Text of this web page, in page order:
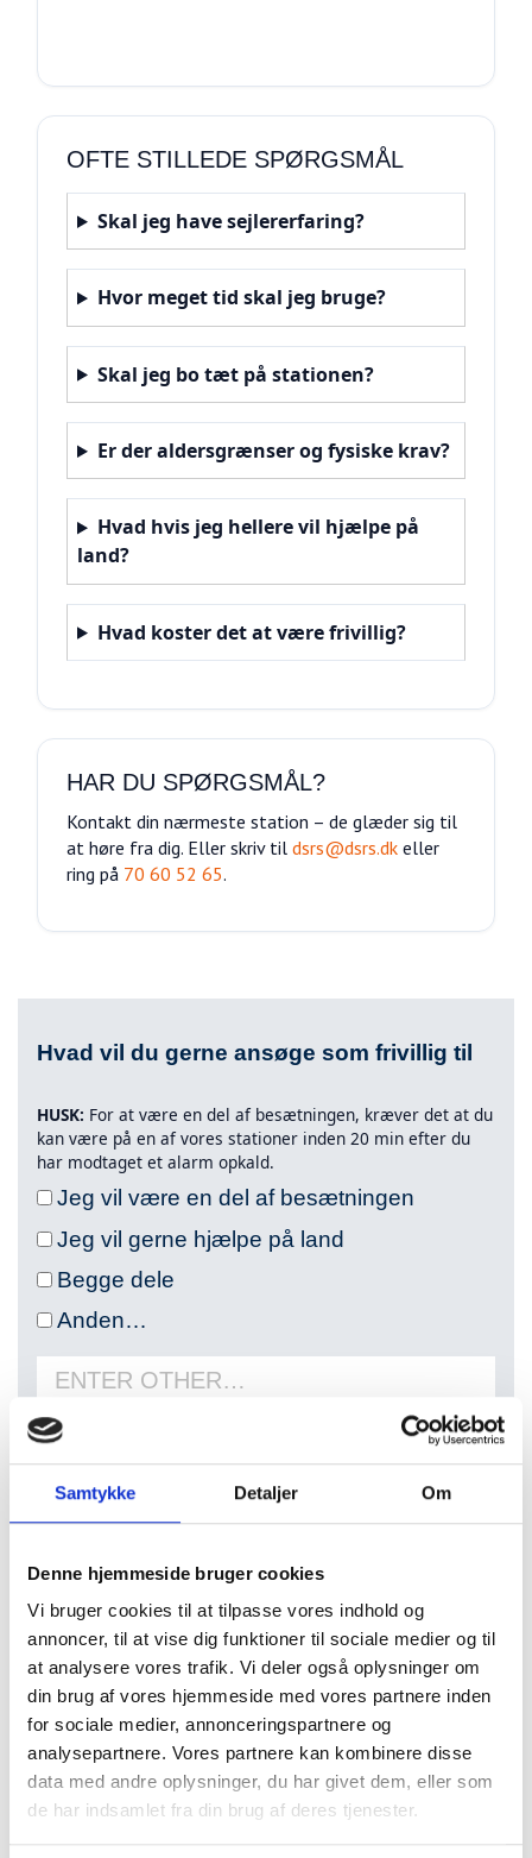
Samtykke Detaljer Om
Denne hjemmeside bruger cookies
Vi bruger cookies til at tilpasse vores indhold og
annoncer, til at vise dig funktioner til sociale medier og til
at analysere vores trafik. Vi deler også oplysninger om
din brug af vores hjemmeside med vores partnere inden
for sociale medier, annonceringspartnere og
analysepartnere. Vores partnere kan kombinere disse
data med andre oplysninger, du har givet dem, eller som
de har indsamlet fra din brug af deres tjenester.
OFTE STILLEDE SPØRGSMÅL
Skal jeg have sejlererfaring?
Hvor meget tid skal jeg bruge?
Skal jeg bo tæt på stationen?
Er der aldersgrænser og fysiske krav?
Hvad hvis jeg hellere vil hjælpe på
land?
Hvad koster det at være frivillig?
HAR DU SPØRGSMÅL?
Kontakt din nærmeste station – de glæder sig til
at høre fra dig. Eller skriv til dsrs@dsrs.dk eller
ring på 70 60 52 65.
Hvad vil du gerne ansøge som frivillig til
HUSK: For at være en del af besætningen, kræver det at du
kan være på en af vores stationer inden 20 min efter du
har modtaget et alarm opkald.
Jeg vil være en del af besætningen
Jeg vil gerne hjælpe på land
Begge dele
Anden…
Enter
Fremgår stationen ikke af listen, så søger pågældende
station ikke frivillige pt.
Tidligere erfaringer
PR og Kommunikation
Administration
Tekniske kompetencer
Film og Foto